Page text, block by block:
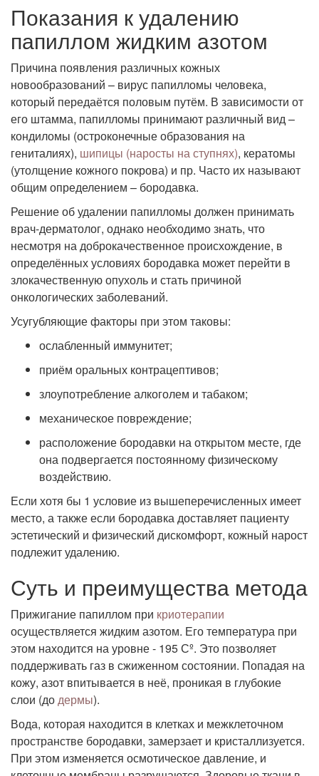
Показания к удалению
папиллом жидким азотом
Причина появления различных кожных
новообразований – вирус папилломы человека,
который передаётся половым путём. В зависимости от
его штамма, папилломы принимают различный вид –
кондиломы (остроконечные образования на
гениталиях), шипицы (наросты на ступнях), кератомы
(утолщение кожного покрова) и пр. Часто их называют
общим определением – бородавка.
Решение об удалении папилломы должен принимать
врач-дерматолог, однако необходимо знать, что
несмотря на доброкачественное происхождение, в
определённых условиях бородавка может перейти в
злокачественную опухоль и стать причиной
онкологических заболеваний.
Усугубляющие факторы при этом таковы:
ослабленный иммунитет;
приём оральных контрацептивов;
злоупотребление алкоголем и табаком;
механическое повреждение;
расположение бородавки на открытом месте, где
она подвергается постоянному физическому
воздействию.
Если хотя бы 1 условие из вышеперечисленных имеет
место, а также если бородавка доставляет пациенту
эстетический и физический дискомфорт, кожный нарост
подлежит удалению.
Суть и преимущества метода
Прижигание папиллом при криотерапии
осуществляется жидким азотом. Его температура при
этом находится на уровне - 195 Сº. Это позволяет
поддерживать газ в сжиженном состоянии. Попадая на
кожу, азот впитывается в неё, проникая в глубокие
слои (до дермы).
Вода, которая находится в клетках и межклеточном
пространстве бородавки, замерзает и кристаллизуется.
При этом изменяется осмотическое давление, и